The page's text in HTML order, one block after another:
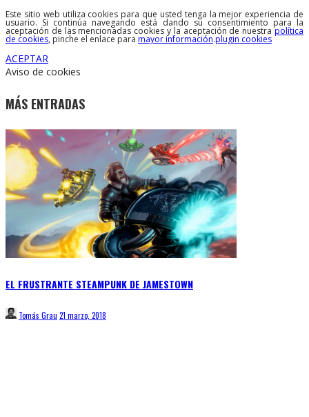
Este sitio web utiliza cookies para que usted tenga la mejor experiencia de
usuario. Si continúa navegando está dando su consentimiento para la
aceptación de las mencionadas cookies y la aceptación de nuestrapolítica
de cookies, pinche el enlace para mayor información.plugin cookies
ACEPTAR
Aviso de cookies
MÁS ENTRADAS
EL FRUSTRANTE STEAMPUNK DE JAMESTOWN
Tomás Grau 21 marzo, 2018